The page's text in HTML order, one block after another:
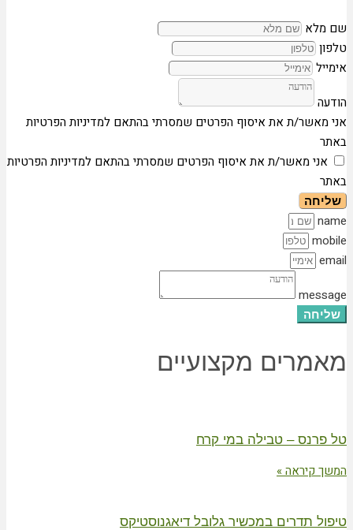
שם מלא
טלפון
אימייל
הודעה
אני מאשר/ת את איסוף הפרטים שמסרתי בהתאם למדיניות הפרטיות
באתר
אני מאשר/ת את איסוף הפרטים שמסרתי בהתאם למדיניות הפרטיות
באתר
שליחה
name
mobile
email
message
שליחה
מאמרים מקצועיים
טל פרנס – טבילה במי קרח
המשך קיראה »
טיפול תדרים במכשיר גלובל דיאגנוסטיקס